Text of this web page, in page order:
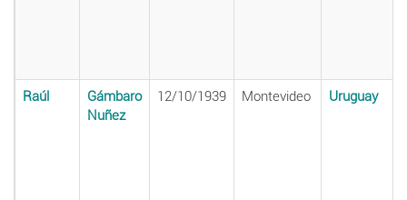
Raúl
Gámbaro
Nuñez
12/10/1939 Montevideo Uruguay